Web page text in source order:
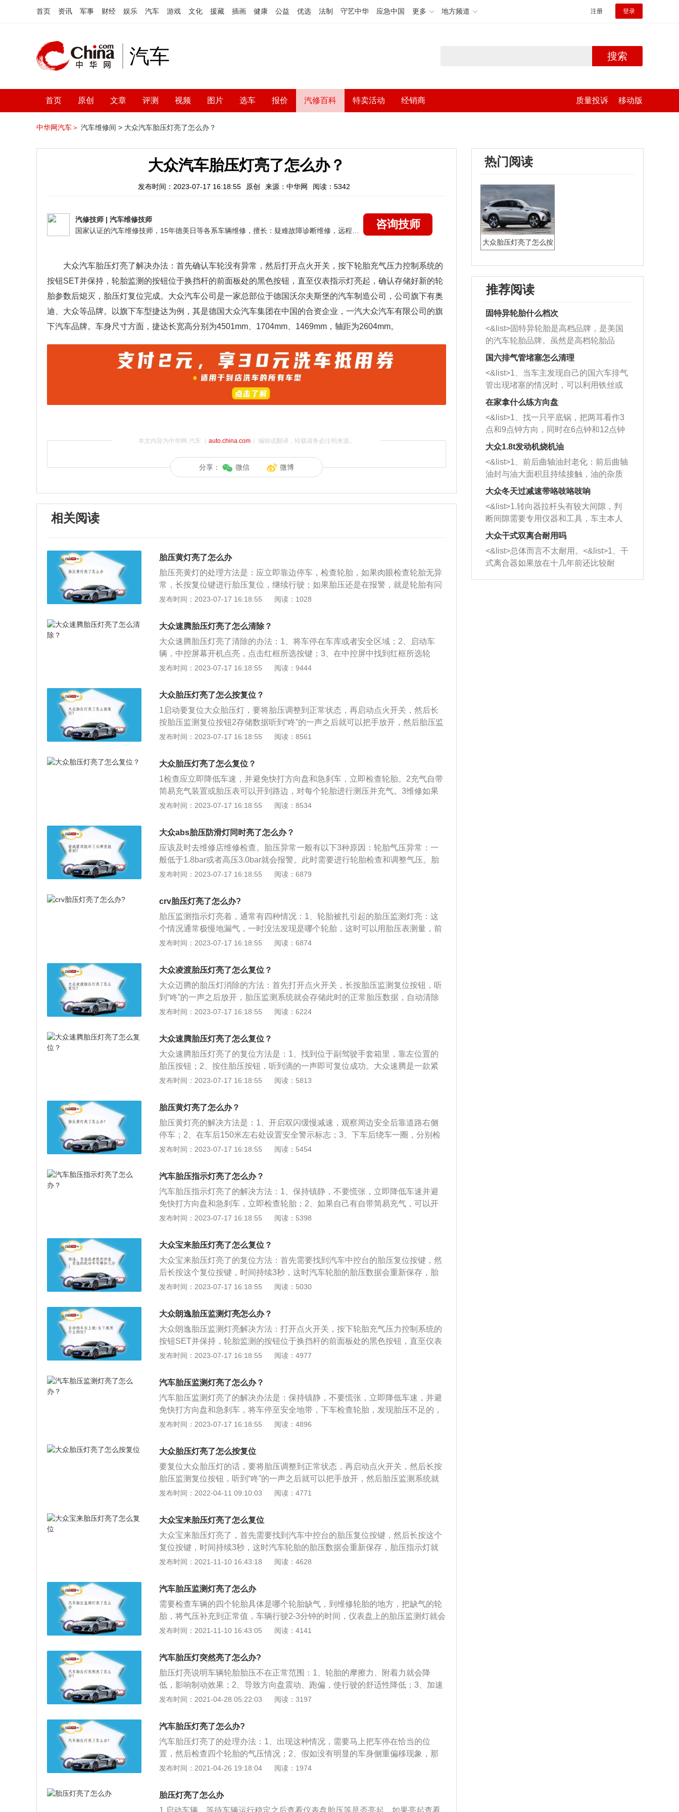
首页 资讯 军事 财经 娱乐 汽车 游戏 文化 援藏 插画 健康 公益 优选 法制 守艺中华 应急中国 更多 地方频道 注册 登录
汽车 搜索
首页 原创 文章 评测 视频 图片 选车 报价 汽修百科 特卖活动 经销商 质量投诉 移动版
中华网汽车＞ 汽车维修间 > 大众汽车胎压灯亮了怎么办？
大众汽车胎压灯亮了怎么办？
发布时间：2023-07-17 16:18:55 原创 来源：中华网 阅读：5342
汽修技师 | 汽车维修技师
咨询技师
大众汽车胎压灯亮了解决办法：首先确认车轮没有异常，然后打开点火开关，按下轮胎充气压力控制系统的
按钮SET并保持，轮胎监测的按钮位于换挡杆的前面板处的黑色按钮，直至仪表指示灯亮起，确认存储好新的轮
胎参数后熄灭，胎压灯复位完成。大众汽车公司是一家总部位于德国沃尔夫斯堡的汽车制造公司，公司旗下有奥
迪、大众等品牌。以旗下车型捷达为例，其是德国大众汽车集团在中国的合资企业，一汽大众汽车有限公司的旗
下汽车品牌。车身尺寸方面，捷达长宽高分别为4501mm、1704mm、1469mm，轴距为2604mm。
本文内容为中华网·汽车（ auto.china.com）编辑或翻译，转载请务必注明来源。
分享： 微信 微博
相关阅读
胎压黄灯亮了怎么办
胎压亮黄灯的处理方法是：应立即靠边停车，检查轮胎，如果肉眼检查轮胎无异
常，长按复位键进行胎压复位，继续行驶；如果胎压还是在报警，就是轮胎有问
题，需要更换轮胎。胎压指的是轮胎内部空气的压强，其是汽车的血压，胎压的
量，承受汽车负荷；2、传送牵引和制动扭力，保证车轮和路面之间良好的附着
性，提高汽车的动力性、制动性、通过性；3、防止汽车零部件受到剧烈震动和
早期损坏。
发布时间：2023-07-17 16:18:55 阅读：1028
大众速腾胎压灯亮了怎么清除？
大众速腾胎压灯亮了清除的办法：1、将车停在车库或者安全区域；2、启动车
辆，中控屏幕开机点亮，点击红框所选按键；3、在中控屏中找到红框所选轮
胎，点击进入；4、点击红框所选SET按键；5、点击红框所选确定按键，进入下
车，其车身外观尺寸为长4753mm、宽1800mm、高1462mm，轴距为2731mm。
发布时间：2023-07-17 16:18:55 阅读：9444
大众胎压灯亮了怎么按复位？
1启动要复位大众胎压灯，要将胎压调整到正常状态，再启动点火开关，然后长
按胎压监测复位按钮2存储数据听到“咚”的一声之后就可以把手放开，然后胎压监
测系统就会存储这个时候的正常胎压数据。3复位然后自动清除原先的数据，胎
发布时间：2023-07-17 16:18:55 阅读：8561
大众胎压灯亮了怎么复位？
1检查应立即降低车速，并避免快打方向盘和急刹车，立即检查轮胎。2充气自带
简易充气装置或胎压表可以开到路边，对每个轮胎进行测压并充气。3维修如果
没有可以慢慢行驶，找到就近的服务区或者汽车修理处或4s店。
发布时间：2023-07-17 16:18:55 阅读：8534
大众abs胎压防滑灯同时亮了怎么办？
应该及时去维修店维修检查。胎压异常一般有以下3种原因：轮胎气压异常：一
般低于1.8bar或者高压3.0bar就会报警。此时需要进行轮胎检查和调整气压。胎
压监测没有复位：轮胎充气后，没有及时地进行胎压复位，导致胎压监测系统中
可。胎压传感器损坏：胎压传感器是用来监测轮胎胎压的，直接安装在轮胎内
部，与轮胎充气口相连，如果在行驶中轮胎被磕顶坏胎压传感器，也会导致胎压
故障灯亮起。对于传感器的损坏问题，只能更换全新的配件。大切诺基标准胎压
为2.4-2.5bar，根据具体情况不同有差。ABS故障灯常亮原因1：ABS⻋速传感器
感应部分被泥⼟、泥浆等其它污染源覆盖，影响传感器感应相应的⻋速信号，使
调节制动。如何处理：清洁⻋速传感器上的脏物，调整好⻋速传感器与信号⻮圈
的间隙，即可恢复正常。原因2：由于系统线路之间连接松懈，ABS继电器接触
不良等引起信号不良⽽使系统故障。最常⻅的是⻋速传感器线插松脱⽽引起故
理：检查线路连接处，有松动的重新连接。
发布时间：2023-07-17 16:18:55 阅读：6879
crv胎压灯亮了怎么办?
胎压监测指示灯亮着，通常有四种情况：1、轮胎被扎引起的胎压监测灯亮：这
个情况通常极慢地漏气，一时没法发现是哪个轮胎，这时可以用胎压表测量，前
2.3，后2.5，若缺气，就补足，然后再观察胎压报警灯。2、胎压过高：当有轮胎
亮：若某个轮胎胎压过低，高速运转使胎温升高，进而引起的胎压升高，这时应
及时停车休息或更换备胎。4、久未加气的胎压变低引起的胎压监测灯亮：当气
压低于1.8以下时，引起的胎压监测灯亮，所以平时应做检查，看胎压检测器是否
正常。
发布时间：2023-07-17 16:18:55 阅读：6874
大众凌渡胎压灯亮了怎么复位？
大众迈腾的胎压灯消除的方法：首先打开点火开关，长按胎压监测复位按钮，听
到“咚”的一声之后放开，胎压监测系统就会存储此时的正常胎压数据，自动清除
原先的数据，最后仪表盘的故障灯熄灭，胎压复位就完成了。常用的胎压监测方
里的压力传感器来直接测量轮胎的气压，利用无线发射器将压力信息从轮胎内部
发送到中央接收器模块上，然后对各轮胎气压数据进行显示。间接式胎压监测：
当某轮胎的气压降低时，车辆的重量会使该轮的滚动半径变小，导致其转速比其
他车轮快。通过比较轮胎之间的转速差别，以达到监视胎压的目的。轮胎智能监
控系统(TPMS)介绍：它兼有上述两个系统的优点，在两个互相成对角的轮胎内装
发布时间：2023-07-17 16:18:55 阅读：6224
大众速腾胎压灯亮了怎么复位？
大众速腾胎压灯亮了的复位方法是：1、找到位于副驾驶手套箱里，靠左位置的
胎压按钮；2、按住胎压按钮，听到滴的一声即可复位成功。大众速腾是一款紧
凑型4门5座三厢车，其车身尺寸是：长4753mm、宽1800mm、高1462mm，轴
速箱，最大功率是85kw，最大扭矩是175nm，其驱动方式是前置前驱，前悬架使
用了麦弗逊式独立悬架，后悬架使用了多连杆式独立悬架。
发布时间：2023-07-17 16:18:55 阅读：5813
胎压黄灯亮了怎么办？
胎压黄灯亮的解决方法是：1、开启双闪缓慢减速，观察周边安全后靠道路右侧
停车；2、在车后150米左右处设置安全警示标志；3、下车后绕车一圈，分别检
查4个轮胎，如有破损及时更换备胎。胎压黄灯亮的原因是：1、轮胎被扎；2、
胎以后，胎压模块未进行重置。汽车胎压报警的作用是：预防事故发生、延长轮
胎使用寿命、减少悬架系统的磨损。
发布时间：2023-07-17 16:18:55 阅读：5454
汽车胎压指示灯亮了怎么办？
汽车胎压指示灯亮了的解决方法：1、保持镇静，不要慌张，立即降低车速并避
免快打方向盘和急刹车，立即检查轮胎；2、如果自己有自带简易充气，可以开
到路边，对每个轮胎测压并充气，如果没有的话，可以慢慢行驶，找到就近的服
和爆胎会造成人身危害，后轮爆胎、漏气车辆会严重抖动。据统计，高速公路70
百分之的车祸都是由轮胎问题产生的，百分之80是因为胎压、胎温的异常造成
的。
发布时间：2023-07-17 16:18:55 阅读：5398
大众宝来胎压灯亮了怎么复位？
大众宝来胎压灯亮了的复位方法：首先需要找到汽车中控台的胎压复位按键，然
后长按这个复位按键，时间持续3秒，这时汽车轮胎的胎压数据会重新保存，胎
压指示灯就会熄灭，如果在驾驶汽车的过程中胎压指示灯点亮，在这种情况下，
胎的使用状态。大众宝来是大众旗下的一辆紧凑型汽车，大众宝来的车身长宽高
分别为4663mm、1815mm、1473mm，轴距为2688mm。
发布时间：2023-07-17 16:18:55 阅读：5030
大众朗逸胎压监测灯亮怎么办？
大众朗逸胎压监测灯亮解决方法：打开点火开关，按下轮胎充气压力控制系统的
按钮SET并保持，轮胎监测的按钮位于换挡杆的前面板处的黑色按钮，直至仪表
指示灯亮起。确认存储好新的参后熄灭，胎压灯复位完成。大众朗逸的车身尺寸
型均搭载型号EA211的发动机，有两种排量可供选择，分别为1.5L自然吸气发动
机和1.4L涡轮增压发动机。
发布时间：2023-07-17 16:18:55 阅读：4977
汽车胎压监测灯亮了怎么办？
汽车胎压监测灯亮了的解决办法是：保持镇静，不要慌张，立即降低车速，并避
免快打方向盘和急刹车，将车停至安全地带，下车检查轮胎，发现胎压不足的，
有自带简易充气设备，可以对每个轮胎测压并充气；如果没有设备，可以慢慢行
理，如果胎压平衡的状态下，就可以显示正常；如果轮胎被扎泄气，导致问题轮
胎的平衡重力被打破，监测系统开始报警，这种情况可以将车开到安全地带的路
旁边检查，发现扎钉，不要马上拔掉，可以开到轮胎店或者洗车店补胎，如果扎
入的异物是三角形或者过大，就需要换备胎，否则有爆胎的危险。
发布时间：2023-07-17 16:18:55 阅读：4896
大众胎压灯亮了怎么按复位
要复位大众胎压灯的话，要将胎压调整到正常状态，再启动点火开关，然后长按
胎压监测复位按钮，听到“咚”的一声之后就可以把手放开，然后胎压监测系统就
会存储这个时候的正常胎压数据，然后自动清除原先的数据，胎压灯就可以复位
关，然后通过转向柱开关或者是方向盘上面的按钮进入到组合仪表菜单，然后选
择“舒适系统设置”，点击“轮胎压力”的选项。接着继续选择“压力监控”，仪表就会
显示胎压监测的状况，然后在设置里选择储存轮胎压力，选择确认。这样子胎压
灯就会复位了。
发布时间：2022-04-11 09:10:03 阅读：4771
大众宝来胎压灯亮了怎么复位
大众宝来胎压灯亮了，首先需要找到汽车中控台的胎压复位按键，然后长按这个
复位按键，时间持续3秒，这时汽车轮胎的胎压数据会重新保存，胎压指示灯就
会熄灭。如果在驾驶汽车的过程中胎压指示灯点亮，在这种情况下，应该及时降
态。如果汽车的轮胎出现异常，不能继续行驶，一定要打电话救援，不要强行驾
驶汽车。在使用汽车的过程中，要定期对汽车进行保养，尤其是汽车的轮胎，汽
车轮胎是唯一与地面接触的零部件，只有汽车轮胎的状态正常才能保证汽车正常
使用。需要注意的是，在更换轮胎或者是轮胎充气之后，胎压监测会因为胎压发
生变化而报警，在这种状态下也需要重新保存胎压。值得一提的是，汽车上搭载
监测，汽车的胎压不仅会影响汽车的安全性，同时也会影响汽车的舒适性，所以
保证胎压正常是非常重要的。
发布时间：2021-11-10 16:43:18 阅读：4628
汽车胎压监测灯亮了怎么办
需要检查车辆的四个轮胎具体是哪个轮胎缺气，到维修轮胎的地方，把缺气的轮
胎，将气压补充到正常值，车辆行驶2-3分钟的时间，仪表盘上的胎压监测灯就会
熄灭，车辆可正常行驶。胎压报警灯亮说明四个轮胎胎压不在正常范围，一般是
警；建议看看4个轮子，如果哪个轮胎胎压低了，就是那个轮胎漏气了，建议修
补一下，如果胎压过高可以放气和其它轮胎保持平衡。胎压监测的作用是在汽车
行驶过程中对轮胎气压进行实时自动监测，并对轮胎漏气和低气压进行报警，以
确保行车安全。
发布时间：2021-11-10 16:43:05 阅读：4141
汽车胎压灯突然亮了怎么办?
胎压灯亮说明车辆轮胎胎压不在正常范围：1、轮胎的摩擦力、附着力就会降
低，影响制动效果；2、导致方向盘震动、跑偏，使行驶的舒适性降低；3、加速
轮胎胎面中央的花纹局部磨损，使轮胎寿命下隆；4、车身的震动变大，间接会
发布时间：2021-04-28 05:22:03 阅读：3197
汽车胎压灯亮了怎么办?
汽车胎压灯亮了的处理办法：1、出现这种情况，需要马上把车停在恰当的位
置，然后检查四个轮胎的气压情况；2、假如没有明显的车身侧重偏移现象，那
么就说明没有问题，上车重新启动汽车后，可以对胎压系统进行复位；3、如果
检测了，需要注意的是驾驶的路途上要缓慢行驶，避免坑洼路段。
发布时间：2021-04-26 19:18:04 阅读：1974
胎压灯亮了怎么办
1.启动车辆，等待车辆运行稳定之后查看仪表盘胎压等是否亮起，如果亮起查看
热门阅读
大众胎压灯亮了怎么按
推荐阅读
固特异轮胎什么档次
<&list>固特异轮胎是高档品牌，是美国
的汽车轮胎品牌。虽然是高档轮胎品
牌，但是中高低端的轮胎都有生产，这
也是为了更好的开拓市场。
国六排气管堵塞怎么清理
<&list>1、当车主发现自己的国六车排气
管出现堵塞的情况时，可以利用铁丝或
者是细棍，直接将杂物给取出来，如果
堵塞情况比较严重，也可以采取应急措
施。 <&list>2、直接利用木棍将所有的
杂物推到排气管里面的位置处，然后将
三元催化器拆解开，就可以将堵塞的东
西取出来。但如果是因为积碳过多引起
的堵塞，就需要将三元催化器泡在草酸
洗剂对堵塞的情况得到解决，将清洗剂
放在燃油箱中，与燃油混合后，车辆启
动时，就可以和汽油一起进入到燃烧
室，最后形成废气排出，就可以让三元
催化器得到清洗，排气管堵塞的情况就
能够得到解决。
在家拿什么练方向盘
<&list>1、找一只平底锅，把两耳看作3
点和9点钟方向，同时在6点钟和12点钟
方向做一个标记。 <&list>2、双手握住
一圈半的练习，往右同样也要打相同的
圈数。 <&list>3、最后强调要反复练
习，这样就可以形成肌肉记忆，在真实
驾驶车辆时，不需要记忆也能打好方
向。
大众1.8t发动机烧机油
<&list>1、前后曲轴油封老化：前后曲轴
油封与油大面积且持续接触，油的杂质
和发动机内持续温度变化使其密封效果
逐渐减弱，导致渗油或漏油。<&list>2、
活塞间隙过大：积碳会使活塞环与缸体
的间隙扩大，导致机油流入燃烧室中，
造成烧机油。<&list>3、机油粘度。使用
机油粘度过小的话，同样会有烧机油现
象，机油粘度过小具有很好的流动性，
大众冬天过减速带咯吱咯吱响
<&list>1.转向器拉杆头有较大间隙，判
断间隙需要专用仪器和工具，车主本人
无法制作，需要将车辆送到修理厂或4s
店；<&list>2.车辆半轴套管防尘罩破
裂，破裂后会出现漏油现象，使半轴磨
损严重，磨损的半轴容易损坏，产生异
响；<&list>3.稳定器的转向胶套和球头
大众干式双离合耐用吗
<&list>总体而言不太耐用。<&list>1、干
式离合器如果放在十几年前还比较耐